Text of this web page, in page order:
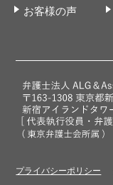
お客様の声
プライバシーポリシー